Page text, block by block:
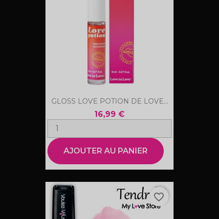
GLOSS LOVE POTION DE LOVE...
16,99 €
AJOUTER AU PANIER
favorite_border